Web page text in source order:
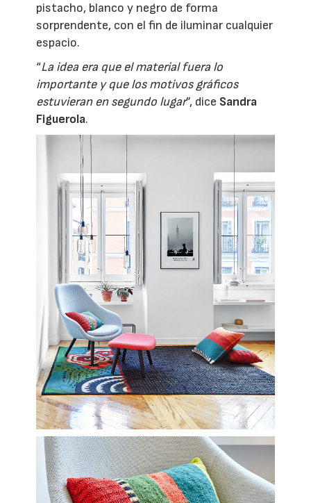
pistacho, blanco y negro de forma
sorprendente, con el fin de iluminar cualquier
espacio.
“La idea era que el material fuera lo
importante y que los motivos gráficos
estuvieran en segundo lugar”, dice Sandra
Figuerola.